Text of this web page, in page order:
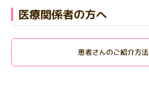
医療関係者の方へ
患者さんのご紹介方法